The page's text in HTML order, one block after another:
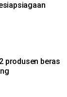
produsen beras